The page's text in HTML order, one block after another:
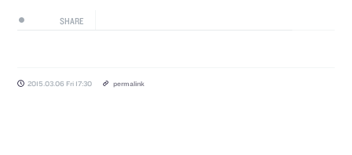
SHARE
2015.03.06 Fri 17:30 permalink